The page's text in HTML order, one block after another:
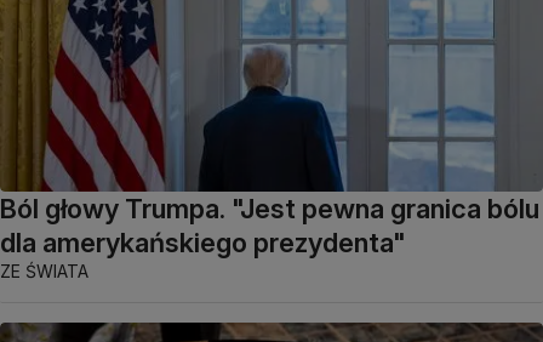
Ból głowy Trumpa. "Jest pewna granica bólu
dla amerykańskiego prezydenta"
ZE ŚWIATA